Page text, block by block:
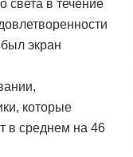
света в течение
экран
которые
в среднем на 46